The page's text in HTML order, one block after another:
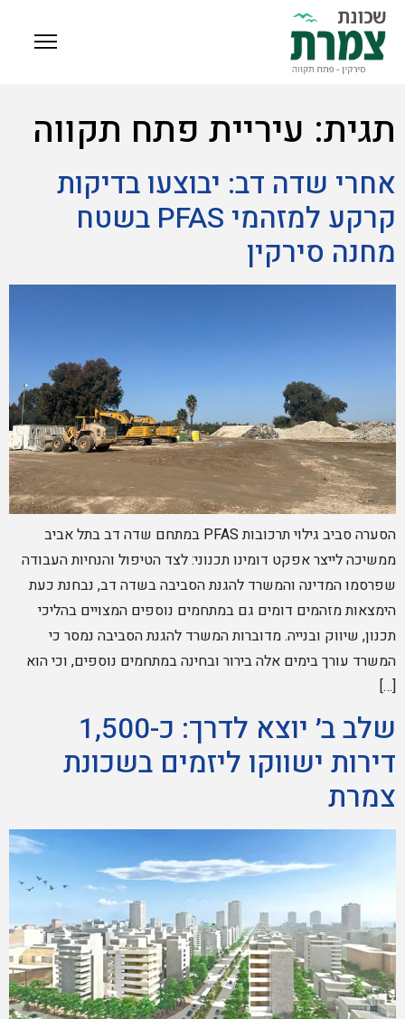
תגית: עיריית פתח תקווה
אחרי שדה דב: יבוצעו בדיקות
קרקע למזהמי PFAS בשטח
מחנה סירקין
הסערה סביב גילוי תרכובות PFAS במתחם שדה דב בתל אביב
ממשיכה לייצר אפקט דומינו תכנוני: לצד הטיפול והנחיות העבודה
שפרסמו המדינה והמשרד להגנת הסביבה בשדה דב, נבחנת כעת
הימצאות מזהמים דומים גם במתחמים נוספים המצויים בהליכי
תכנון, שיווק ובנייה. מדוברות המשרד להגנת הסביבה נמסר כי
המשרד עורך בימים אלה בירור ובחינה במתחמים נוספים, וכי הוא
[…]
שלב ב׳ יוצא לדרך: כ-1,500
דירות ישווקו ליזמים בשכונת
צמרת